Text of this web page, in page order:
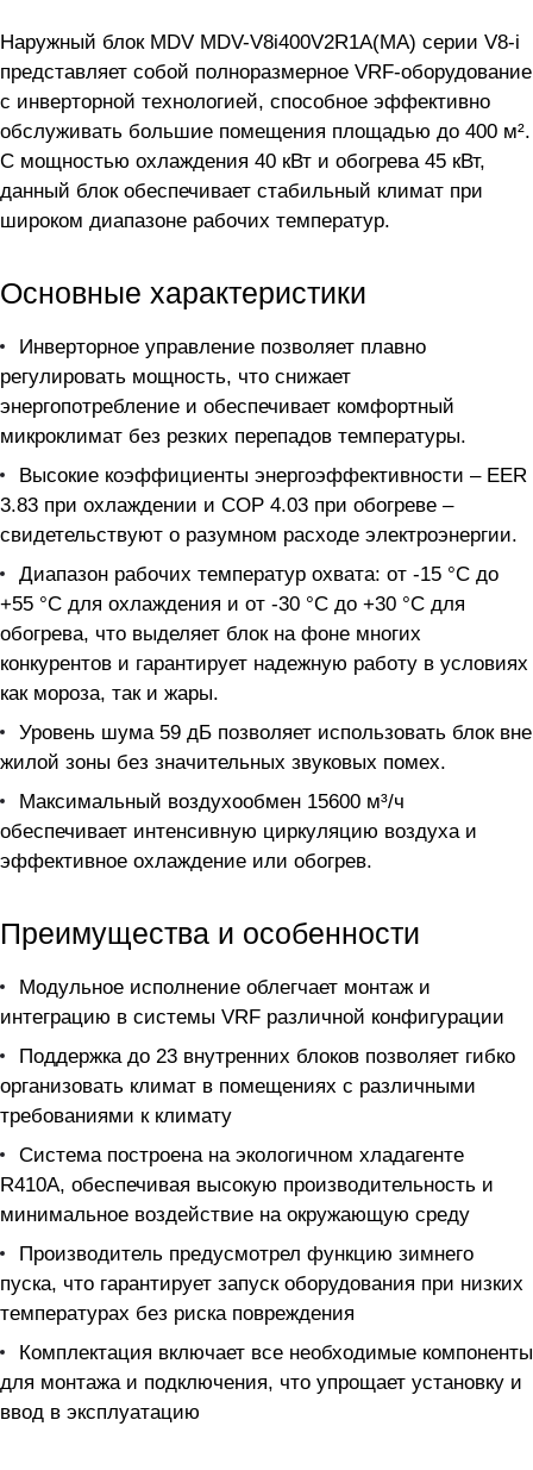
Наружный блок MDV MDV-V8i400V2R1A(MA) серии V8-i
представляет собой полноразмерное VRF-оборудование
с инверторной технологией, способное эффективно
обслуживать большие помещения площадью до 400 м².
С мощностью охлаждения 40 кВт и обогрева 45 кВт,
данный блок обеспечивает стабильный климат при
широком диапазоне рабочих температур.
Основные характеристики
Инверторное управление позволяет плавно
регулировать мощность, что снижает
энергопотребление и обеспечивает комфортный
микроклимат без резких перепадов температуры.
Высокие коэффициенты энергоэффективности – EER
3.83 при охлаждении и COP 4.03 при обогреве –
свидетельствуют о разумном расходе электроэнергии.
Диапазон рабочих температур охвата: от -15 °C до
+55 °C для охлаждения и от -30 °C до +30 °C для
обогрева, что выделяет блок на фоне многих
конкурентов и гарантирует надежную работу в условиях
как мороза, так и жары.
Уровень шума 59 дБ позволяет использовать блок вне
жилой зоны без значительных звуковых помех.
Максимальный воздухообмен 15600 м³/ч
обеспечивает интенсивную циркуляцию воздуха и
эффективное охлаждение или обогрев.
Преимущества и особенности
Модульное исполнение облегчает монтаж и
интеграцию в системы VRF различной конфигурации
Поддержка до 23 внутренних блоков позволяет гибко
организовать климат в помещениях с различными
требованиями к климату
Система построена на экологичном хладагенте
R410A, обеспечивая высокую производительность и
минимальное воздействие на окружающую среду
Производитель предусмотрел функцию зимнего
пуска, что гарантирует запуск оборудования при низких
температурах без риска повреждения
Комплектация включает все необходимые компоненты
для монтажа и подключения, что упрощает установку и
ввод в эксплуатацию